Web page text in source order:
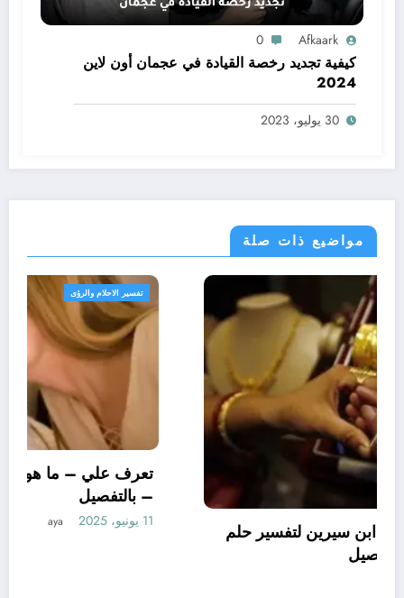
Afkaark
0
كيفية تجديد رخصة القيادة في عجمان أون لاين
2024
30 يوليو، 2023
مواضيع ذات صلة
تفسير الاحلام والرؤى
تعرف علي – ما هو تأويل ابن سيرين لتفسير حلم
الاساور للمتزوجة؟ – بالتفصيل